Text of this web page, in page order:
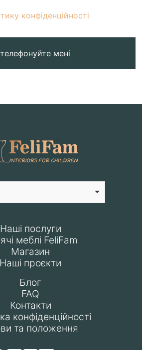
конфіденційності
мені
Наші послуги
меблі FeliFam
Магазин
Наші проєкти
Блог
FAQ
Контакти
конфіденційності
та положення